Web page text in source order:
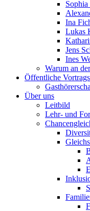
Ina
Lukas
Jens
Ines
Warum an
Öffentliche
Über uns
Leitbild
Lehr- und